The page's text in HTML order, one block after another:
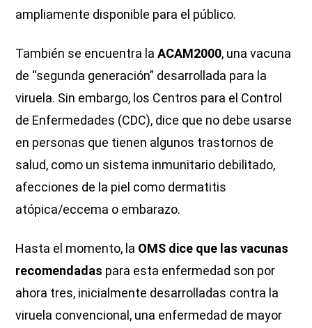
ampliamente disponible para el público.
También se encuentra laACAM2000, una vacuna
de “segunda generación” desarrollada para la
viruela. Sin embargo, los Centros para el Control
de Enfermedades (CDC), dice que no debe usarse
en personas que tienen algunos trastornos de
salud, como un sistema inmunitario debilitado,
afecciones de la piel como dermatitis
atópica/eccema o embarazo.
Hasta el momento, la OMS dice que las vacunas
recomendadas para esta enfermedad son por
ahora tres, inicialmente desarrolladas contra la
viruela convencional, una enfermedad de mayor